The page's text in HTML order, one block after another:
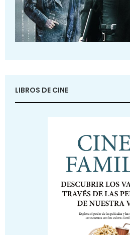
LIBROS DE CINE